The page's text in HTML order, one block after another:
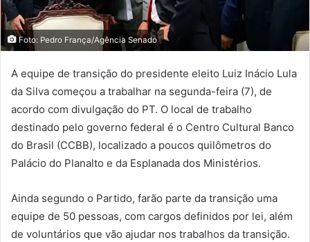
Foto: Pedro França/Agência Senado
A equipe de transição do presidente eleito Luiz Inácio Lula
da Silva começou a trabalhar na segunda-feira (7), de
acordo com divulgação do PT. O local de trabalho
destinado pelo governo federal é o Centro Cultural Banco
do Brasil (CCBB), localizado a poucos quilômetros do
Palácio do Planalto e da Esplanada dos Ministérios.
Ainda segundo o Partido, farão parte da transição uma
equipe de 50 pessoas, com cargos definidos por lei, além
de voluntários que vão ajudar nos trabalhos da transição.